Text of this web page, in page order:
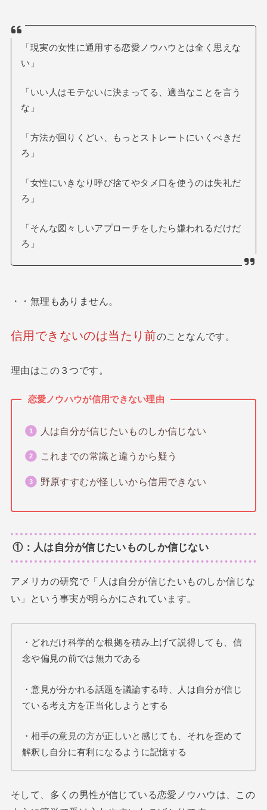
「現実の女性に通用する恋愛ノウハウとは全く思えな
い」
「いい人はモテないに決まってる、適当なことを言う
な」
「方法が回りくどい、もっとストレートにいくべきだ
ろ」
「女性にいきなり呼び捨てやタメ口を使うのは失礼だ
ろ」
「そんな図々しいアプローチをしたら嫌われるだけだ
ろ」
・・無理もありません。
信用できないのは当たり前のことなんです。
理由はこの３つです。
恋愛ノウハウが信用できない理由
人は自分が信じたいものしか信じない
これまでの常識と違うから疑う
野原すすむが怪しいから信用できない
①：人は自分が信じたいものしか信じない
アメリカの研究で「人は自分が信じたいものしか信じな
い」という事実が明らかにされています。
・どれだけ科学的な根拠を積み上げて説得しても、信
念や偏見の前では無力である
・意見が分かれる話題を議論する時、人は自分が信じ
ている考え方を正当化しようとする
・相手の意見の方が正しいと感じても、それを歪めて
解釈し自分に有利になるように記憶する
そして、多くの男性が信じている恋愛ノウハウは、この